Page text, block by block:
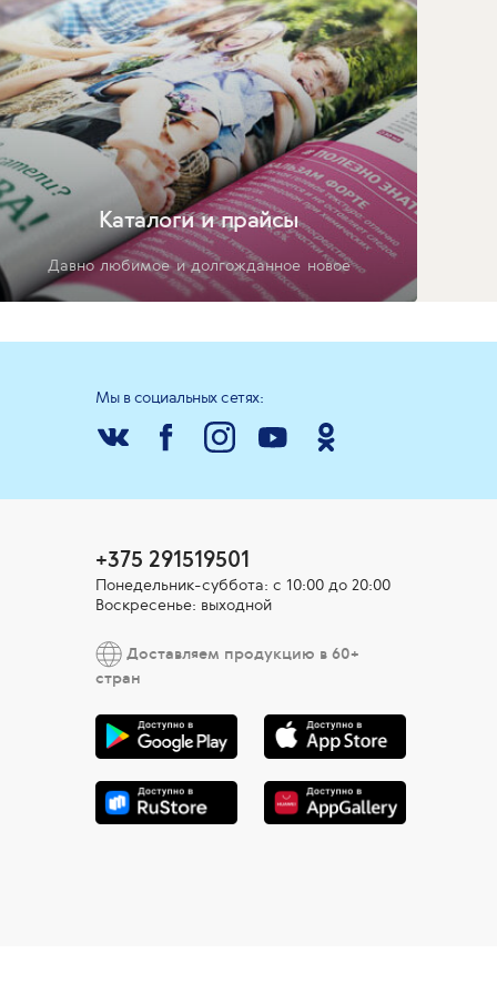
Каталоги и прайсы
Давно любимое и долгожданное новое
Мы в социальных сетях:
+375 291519501
Понедельник-суббота: с 10:00 до 20:00
Воскресенье: выходной
Доставляем продукцию в 60+
стран